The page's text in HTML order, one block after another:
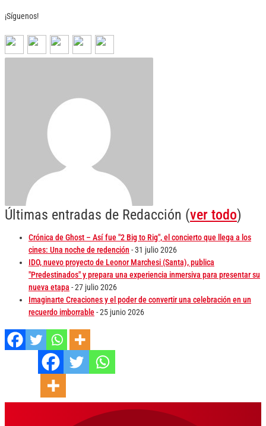
¡Síguenos!
Últimas entradas de Redacción (ver todo)
Crónica de Ghost – Así fue "2 Big to Rig", el concierto que llega a los
cines: Una noche de redención - 31 julio 2026
IDO, nuevo proyecto de Leonor Marchesi (Santa), publica
"Predestinados" y prepara una experiencia inmersiva para presentar su
nueva etapa - 27 julio 2026
Imaginarte Creaciones y el poder de convertir una celebración en un
recuerdo imborrable- 25 junio 2026